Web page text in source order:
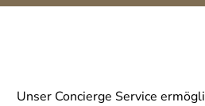
Unser Concierge Service